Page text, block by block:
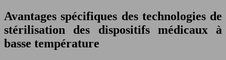
Avantages spécifiques des technologies de
stérilisation des dispositifs médicaux à
basse température